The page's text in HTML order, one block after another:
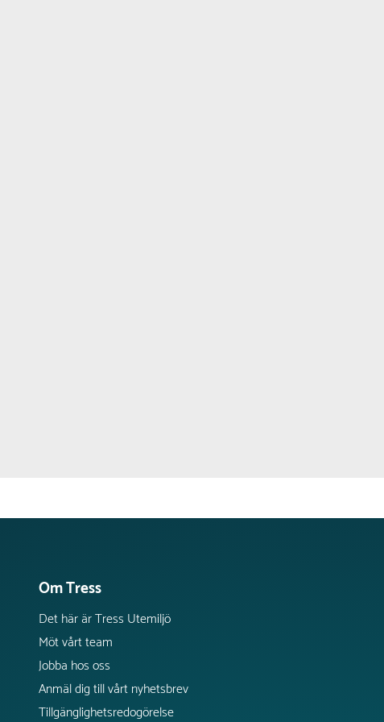
Om Tress
Det här är Tress Utemiljö
Möt vårt team
Jobba hos oss
Anmäl dig till vårt nyhetsbrev
Tillgänglighetsredogörelse